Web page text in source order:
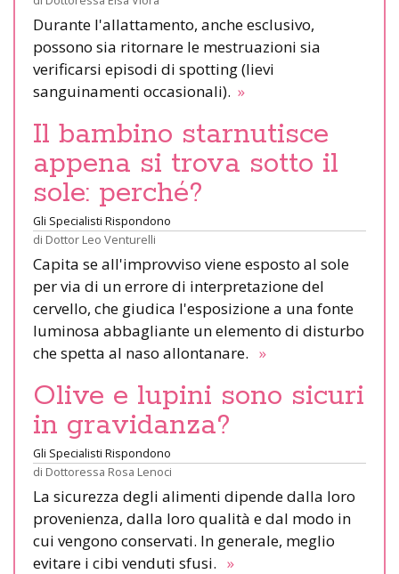
Durante l'allattamento, anche esclusivo,
possono sia ritornare le mestruazioni sia
verificarsi episodi di spotting (lievi
sanguinamenti occasionali). »
Il bambino starnutisce
appena si trova sotto il
sole: perché?
Gli Specialisti Rispondono
di Dottor Leo Venturelli
Capita se all'improvviso viene esposto al sole
per via di un errore di interpretazione del
cervello, che giudica l'esposizione a una fonte
luminosa abbagliante un elemento di disturbo
che spetta al naso allontanare. »
Olive e lupini sono sicuri
in gravidanza?
Gli Specialisti Rispondono
di Dottoressa Rosa Lenoci
La sicurezza degli alimenti dipende dalla loro
provenienza, dalla loro qualità e dal modo in
cui vengono conservati. In generale, meglio
evitare i cibi venduti sfusi. »